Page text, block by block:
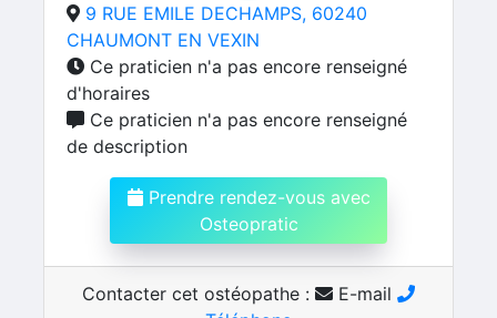
9 RUE EMILE DECHAMPS, 60240
CHAUMONT EN VEXIN
Ce praticien n'a pas encore renseigné
d'horaires
Ce praticien n'a pas encore renseigné
de description
Prendre rendez-vous avec
Osteopratic
Contacter cet ostéopathe :
E-mail